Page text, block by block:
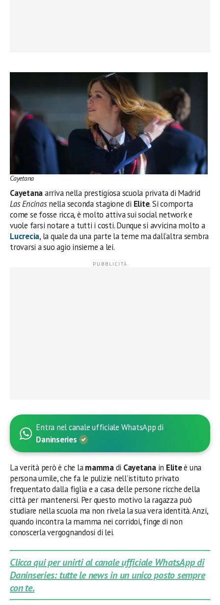
Cayetana
Cayetanaarriva nella prestigiosa scuola privata di Madrid
Las Encinasnella seconda stagione di Elite. Si comporta
come se fosse ricca, è molto attiva sui social network e
vuole farsi notare a tutti i costi. Dunque si avvicina molto a
Lucrecia, la quale da una parte la teme ma dall’altra sembra
trovarsi a suo agio insieme a lei.
Entra nel canale ufficiale WhatsApp di
Daninseries
La verità però è che lamammadi Cayetana in Eliteè una
persona umile, che fa le pulizie nell’istituto privato
frequentato dalla figlia e a casa delle persone ricche della
città per mantenersi. Per questo motivo la ragazza può
studiare nella scuola ma non rivela la sua vera identità. Anzi,
quando incontra la mamma nei corridoi, finge di non
conoscerla vergognandosi di lei.
Clicca qui per unirti al canale ufficiale WhatsApp di
Daninseries: tutte le news in un unico posto sempre
con te.